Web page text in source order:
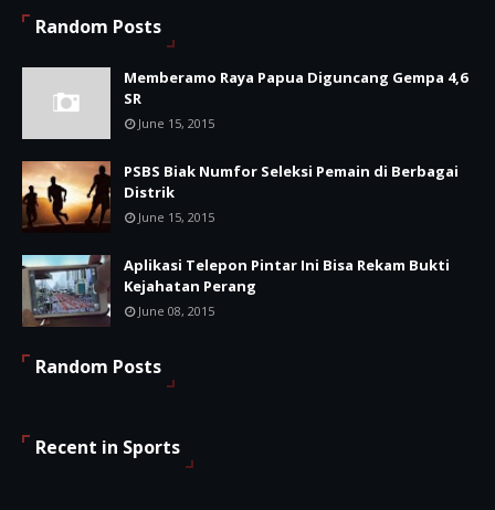
Random Posts
Memberamo Raya Papua Diguncang Gempa 4,6
SR
June 15, 2015
PSBS Biak Numfor Seleksi Pemain di Berbagai
Distrik
June 15, 2015
Aplikasi Telepon Pintar Ini Bisa Rekam Bukti
Kejahatan Perang
June 08, 2015
Random Posts
Recent in Sports